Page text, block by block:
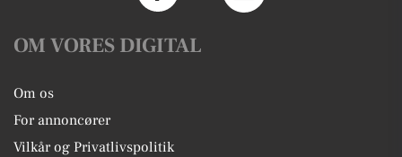
OM VORES DIGITAL
Om os
For annoncører
Vilkår og Privatlivspolitik